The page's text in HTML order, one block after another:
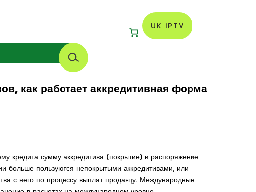
S
e
a
c
UK IPTV
как работает аккредитивная форма
кредита сумму аккредитива (покрытие) в распоряжение
больше пользуются непокрытыми аккредитивами, или
с него по процессу выплат продавцу. Международные